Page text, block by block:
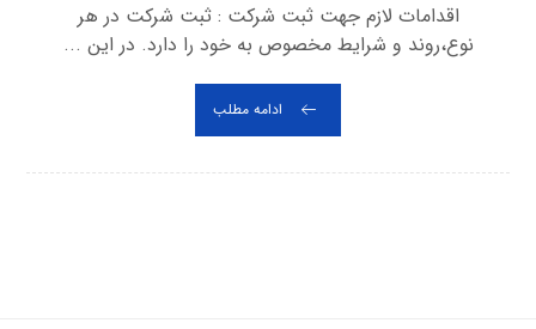
اقدامات لازم جهت ثبت شرکت : ثبت شرکت در هر
نوع،روند و شرایط مخصوص به خود را دارد. در این ...
ادامه مطلب